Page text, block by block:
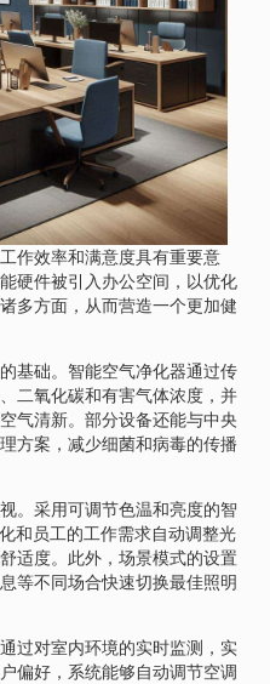
作效率和满意度具有重要意
硬件被引入办公空间，以优化
多方面，从而营造一个更加健
基础。智能空气净化器通过传
二氧化碳和有害气体浓度，并
气清新。部分设备还能与中央
方案，减少细菌和病毒的传播
。采用可调节色温和亮度的智
和员工的工作需求自动调整光
适度。此外，场景模式的设置
等不同场合快速切换最佳照明
过对室内环境的实时监测，实
偏好，系统能够自动调节空调